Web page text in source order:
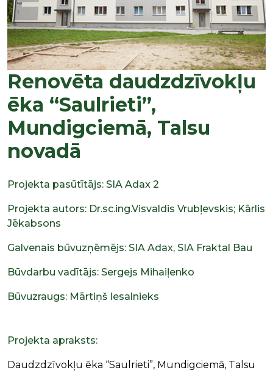
Renovēta daudzdzīvokļu
ēka “Saulrieti”,
Mundigciemā, Talsu
novadā
Projekta pasūtītājs: SIA Adax 2
Projekta autors: Dr.sc.ing.Visvaldis Vrubļevskis; Kārlis
Jēkabsons
Galvenais būvuzņēmējs: SIA Adax, SIA Fraktal Bau
Būvdarbu vadītājs: Sergejs Mihaiļenko
Būvuzraugs: Mārtiņš Iesalnieks
Projekta apraksts:
Daudzdzīvokļu ēka “Saulrieti”, Mundigciemā, Talsu